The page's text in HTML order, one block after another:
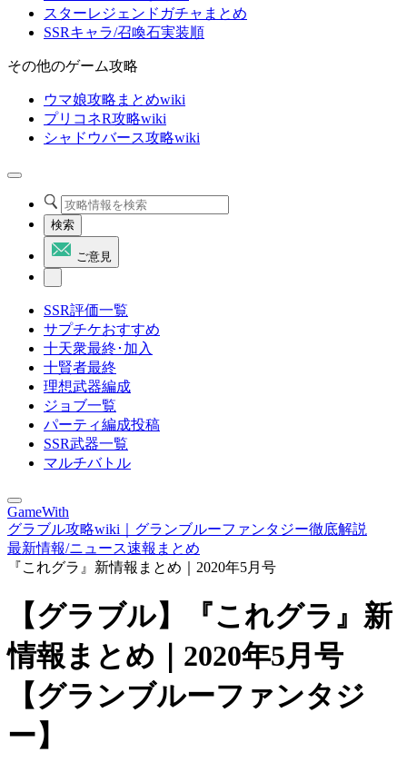
スターレジェンドガチャまとめ
SSRキャラ/召喚石実装順
その他のゲーム攻略
ウマ娘攻略まとめwiki
プリコネR攻略wiki
シャドウバース攻略wiki
検索
ご意見
SSR評価一覧
サプチケおすすめ
十天衆最終･加入
十賢者最終
理想武器編成
ジョブ一覧
パーティ編成投稿
SSR武器一覧
マルチバトル
GameWith
グラブル攻略wiki｜グランブルーファンタジー徹底解説
最新情報/ニュース速報まとめ
『これグラ』新情報まとめ｜2020年5月号
【グラブル】『これグラ』新
情報まとめ｜2020年5月号
【グランブルーファンタジ
ー】